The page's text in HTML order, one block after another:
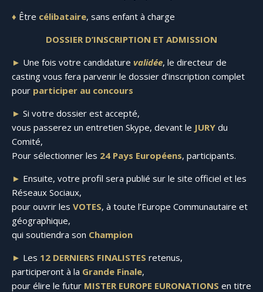
♦ Être célibataire, sans enfant à charge
DOSSIER D’INSCRIPTION ET ADMISSION
► Une fois votre candidature validée, le directeur de
casting vous fera parvenir le dossier d’inscription complet
pour participer au concours
► Si votre dossier est accepté,
vous passerez un entretien Skype, devant le JURY du
Comité,
Pour sélectionner les 24 Pays Européens, participants.
► Ensuite, votre profil sera publié sur le site officiel et les
Réseaux Sociaux,
pour ouvrir les VOTES, à toute l’Europe Communautaire et
géographique,
qui soutiendra son Champion
► Les 12 DERNIERS FINALISTES retenus,
participeront à la Grande Finale,
pour élire le futur MISTER EUROPE EURONATIONS en titre